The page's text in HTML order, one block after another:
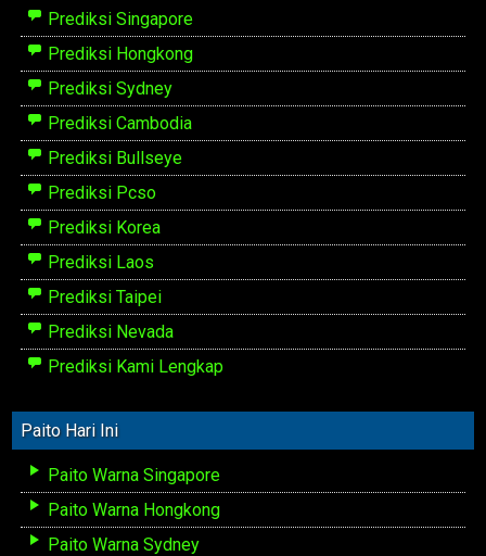
Prediksi Singapore
Prediksi Hongkong
Prediksi Sydney
Prediksi Cambodia
Prediksi Bullseye
Prediksi Pcso
Prediksi Korea
Prediksi Laos
Prediksi Taipei
Prediksi Nevada
Prediksi Kami Lengkap
Paito Hari Ini
Paito Warna Singapore
Paito Warna Hongkong
Paito Warna Sydney